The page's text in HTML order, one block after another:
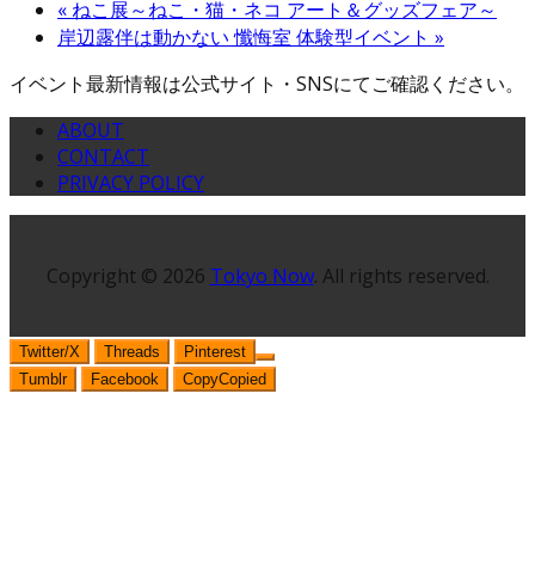
« ねこ展～ねこ・猫・ネコ アート＆グッズフェア～
岸辺露伴は動かない 懺悔室 体験型イベント »
イベント最新情報は公式サイト・SNSにてご確認ください。
ABOUT
CONTACT
PRIVACY POLICY
Copyright © 2026 Tokyo Now. All rights reserved.
Twitter/X Threads
Pinterest
Tumblr
Facebook CopyCopied